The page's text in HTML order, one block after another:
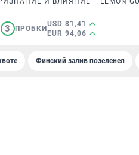
3 ПРОБКИ
USD 81,41
EUR 94,06
Финский залив позеленел